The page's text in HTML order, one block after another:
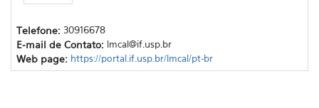
Telefone: 30916678
E-mail de Contato: lmcal@if.usp.br
Web page: https://portal.if.usp.br/lmcal/pt-br